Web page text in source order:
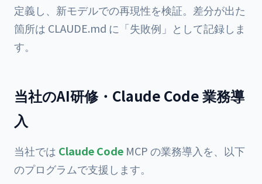
定義し、新モデルでの再現性を検証。差分が出た
箇所は CLAUDE.md に「失敗例」として記録しま
す。
当社のAI研修・Claude Code 業務導
入
当社では Claude Code MCP の業務導入を、以下
のプログラムで支援します。